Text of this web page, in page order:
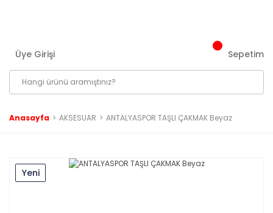
Üye Girişi Sepetim
Anasayfa AKSESUAR ANTALYASPOR TAŞLI ÇAKMAK Beyaz
Yeni